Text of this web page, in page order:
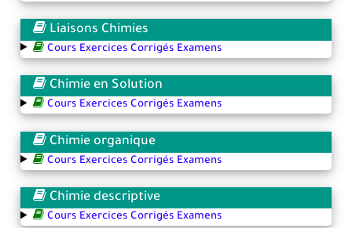
Liaisons Chimies
Cours Exercices Corrigés Examens
Chimie en Solution
Cours Exercices Corrigés Examens
Chimie organique
Cours Exercices Corrigés Examens
Chimie descriptive
Cours Exercices Corrigés Examens